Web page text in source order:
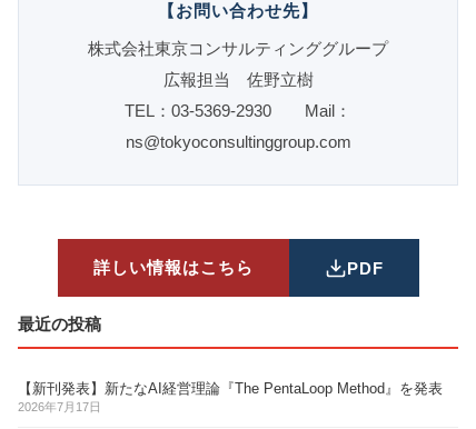
【お問い合わせ先】
株式会社東京コンサルティンググループ
広報担当 佐野立樹
TEL：03-5369-2930 Mail：
ns@tokyoconsultinggroup.com
詳しい情報はこちら PDF
最近の投稿
【新刊発表】新たなAI経営理論『The PentaLoop Method』を発表
2026年7月17日